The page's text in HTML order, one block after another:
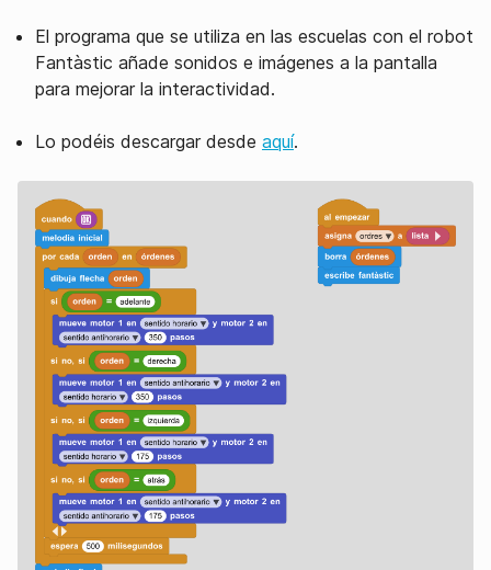
El programa que se utiliza en las escuelas con el robot
Fantàstic añade sonidos e imágenes a la pantalla
para mejorar la interactividad.
Lo podéis descargar desde aquí.